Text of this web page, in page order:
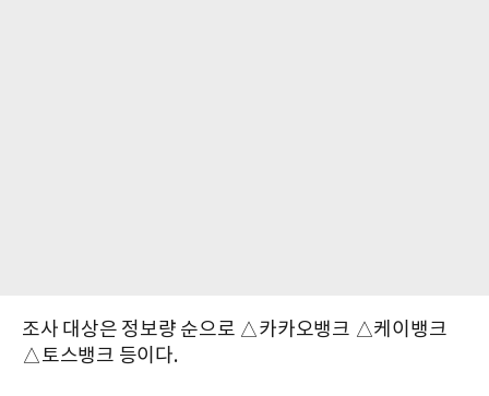
조사 대상은 정보량 순으로 △카카오뱅크 △케이뱅크
△토스뱅크 등이다.